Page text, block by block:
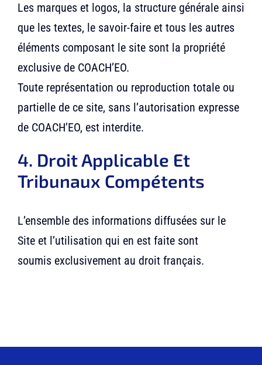
Les marques et logos, la structure générale ainsi
que les textes, le savoir-faire et tous les autres
éléments composant le site sont la propriété
exclusive de COACH’EO.
Toute représentation ou reproduction totale ou
partielle de ce site, sans l’autorisation expresse
de COACH’EO, est interdite.
4. Droit Applicable Et
Tribunaux Compétents
L’ensemble des informations diffusées sur le
Site et l’utilisation qui en est faite sont
soumis exclusivement au droit français.